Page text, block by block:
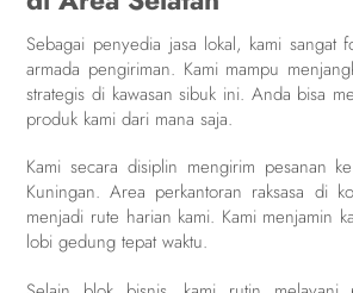
Sebagai penyedia jasa lokal, kami sangat
armada pengiriman. Kami mampu
strategis di kawasan sibuk ini. Anda bisa
produk kami dari mana saja.
Kami secara disiplin mengirim pesanan
Kuningan. Area perkantoran raksasa di
menjadi rute harian kami. Kami menjamin
lobi gedung tepat waktu.